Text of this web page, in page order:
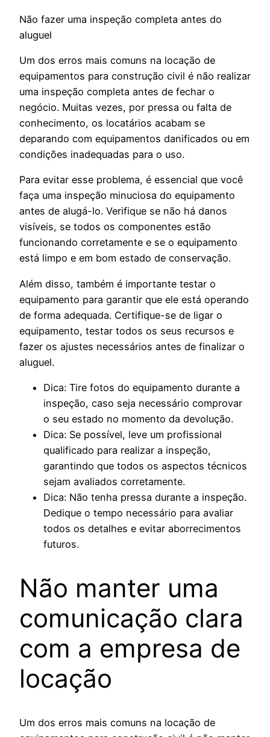
Não fazer uma inspeção completa antes do
aluguel
Um dos erros mais comuns na locação de
equipamentos para construção civil é não realizar
uma inspeção completa antes de fechar o
negócio. Muitas vezes, por pressa ou falta de
conhecimento, os locatários acabam se
deparando com equipamentos danificados ou em
condições inadequadas para o uso.
Para evitar esse problema, é essencial que você
faça uma inspeção minuciosa do equipamento
antes de alugá-lo. Verifique se não há danos
visíveis, se todos os componentes estão
funcionando corretamente e se o equipamento
está limpo e em bom estado de conservação.
Além disso, também é importante testar o
equipamento para garantir que ele está operando
de forma adequada. Certifique-se de ligar o
equipamento, testar todos os seus recursos e
fazer os ajustes necessários antes de finalizar o
aluguel.
Dica: Tire fotos do equipamento durante a
inspeção, caso seja necessário comprovar
o seu estado no momento da devolução.
Dica: Se possível, leve um profissional
qualificado para realizar a inspeção,
garantindo que todos os aspectos técnicos
sejam avaliados corretamente.
Dica: Não tenha pressa durante a inspeção.
Dedique o tempo necessário para avaliar
todos os detalhes e evitar aborrecimentos
futuros.
Não manter uma
comunicação clara
com a empresa de
locação
Um dos erros mais comuns na locação de